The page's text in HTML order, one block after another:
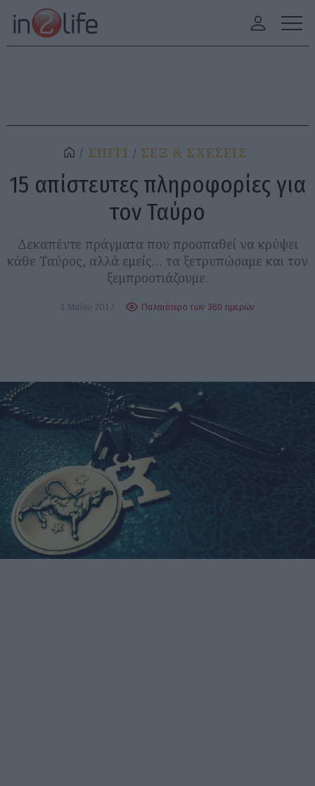
ΣΠΙΤΙ ΣΕΞ & ΣΧΕΣΕΙΣ
15 απίστευτες πληροφορίες για
τον Ταύρο
Δεκαπέντε πράγματα που προσπαθεί να κρύψει
κάθε Ταύρος, αλλά εμείς… τα ξετρυπώσαμε και τον
ξεμπροστιάζουμε.
3 Μαΐου 2017 Παλαιότερο των 360 ημερών